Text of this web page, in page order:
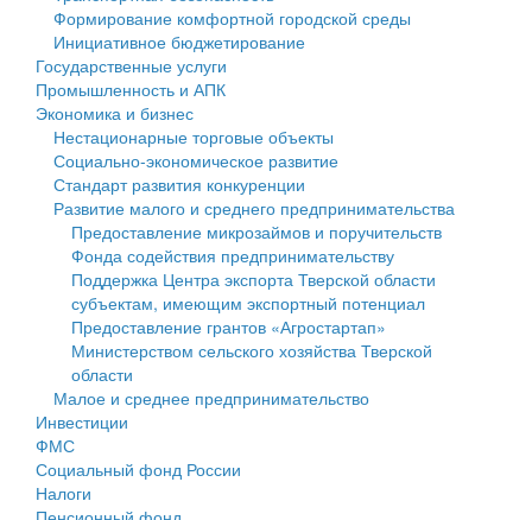
Государственные услуги
Промышленность и АПК
Экономика и бизнес
Символика
Устав
Гостям округа
Туризм
Культура
Образование
Здравоохранение
Социальная защита
Фотоальбом
муниципального округа Тверской области
Администрация Кашинского муниципального округа
Тверской области
Управление сельскими территориями
Открытые данные
Работа с обращениями граждан
Муниципальный контроль
Муниципальные услуги
Проекты административных регламентов
Антимонопольный комплаенс
Противодействие коррупции
Финансовое управление
Бюджет для граждан
Имущество
Выявление правообладателей ранее учтенных
объектов недвижимости
Имущественная поддержка субъектов малого и
среднего предпринимательства
Информационная поддержка субъектов малого и
среднего предпринимательства
Муниципальные программы
Контрольно-счетная палата
Формирование комфортной городской среды
Инициативное бюджетирование
Государственные услуги
Промышленность и АПК
Экономика и бизнес
Нестационарные торговые объекты
Социально-экономическое развитие
Стандарт развития конкуренции
Развитие малого и среднего предпринимательства
Предоставление микрозаймов и поручительств
Фонда содействия предпринимательству
Поддержка Центра экспорта Тверской области
субъектам, имеющим экспортный потенциал
Предоставление грантов «Агростартап»
Министерством сельского хозяйства Тверской
области
Малое и среднее предпринимательство
Инвестиции
ФМС
Социальный фонд России
Налоги